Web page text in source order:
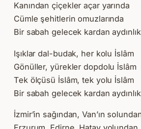
Kanından çiçekler açar yarında
Cümle şehitlerin omuzlarında
Bir sabah gelecek kardan
Işıklar dal-budak, her kolu İslâm
Gönüller, yürekler dopdolu İslâm
Tek ölçüsü İslâm, tek yolu İslâm
Bir sabah gelecek kardan
İzmir’in sağından, Van’ın